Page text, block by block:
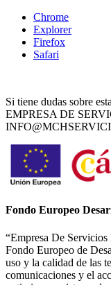
Chrome
Explorer
Firefox
Safari
Si tiene dudas sobre esta
EMPRESA DE
Fondo Europeo
“Empresa De
Fondo Europeo de
uso y la calidad de las
comunicaciones y el